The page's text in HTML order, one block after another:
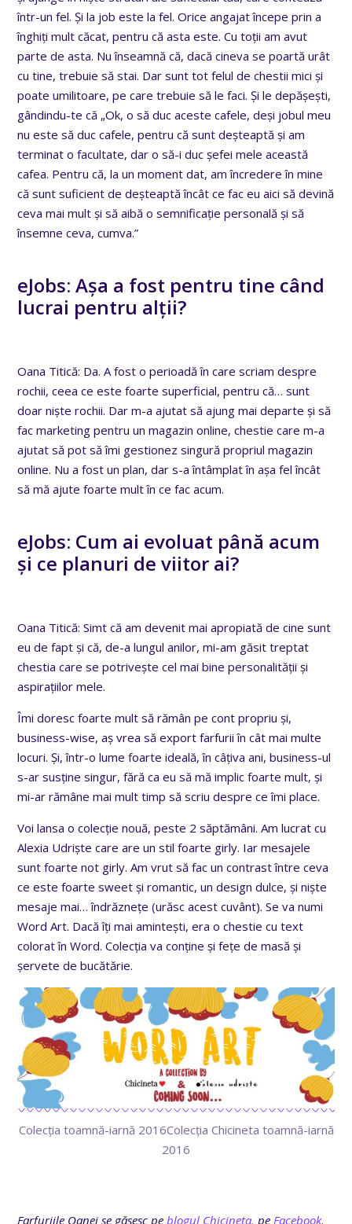
într-un fel. Și la job este la fel. Orice angajat începe prin a
înghiți mult căcat, pentru că asta este. Cu toții am avut
parte de asta. Nu înseamnă că, dacă cineva se poartă urât
cu tine, trebuie să stai. Dar sunt tot felul de chestii mici și
poate umilitoare, pe care trebuie să le faci. Și le depășești,
gândindu-te că „Ok, o să duc aceste cafele, deși jobul meu
nu este să duc cafele, pentru că sunt deșteaptă și am
terminat o facultate, dar o să-i duc șefei mele această
cafea. Pentru că, la un moment dat, am încredere în mine
că sunt suficient de deșteaptă încât ce fac eu aici să devină
ceva mai mult și să aibă o semnificație personală și să
însemne ceva, cumva.”
eJobs: Așa a fost pentru tine când
lucrai pentru alții?
Oana Titică: Da. A fost o perioadă în care scriam despre
rochii, ceea ce este foarte superficial, pentru că… sunt
doar niște rochii. Dar m-a ajutat să ajung mai departe și să
fac marketing pentru un magazin online, chestie care m-a
ajutat să pot să îmi gestionez singură propriul magazin
online. Nu a fost un plan, dar s-a întâmplat în așa fel încât
să mă ajute foarte mult în ce fac acum.
eJobs: Cum ai evoluat până acum
și ce planuri de viitor ai?
Oana Titică: Simt că am devenit mai apropiată de cine sunt
eu de fapt și că, de-a lungul anilor, mi-am găsit treptat
chestia care se potrivește cel mai bine personalității și
aspirațiilor mele.
Îmi doresc foarte mult să rămân pe cont propriu și,
business-wise, aș vrea să export farfurii în cât mai multe
locuri. Și, într-o lume foarte ideală, în câțiva ani, business-ul
s-ar susține singur, fără ca eu să mă implic foarte mult, și
mi-ar rămâne mai mult timp să scriu despre ce îmi place.
Voi lansa o colecție nouă, peste 2 săptămâni. Am lucrat cu
Alexia Udriște care are un stil foarte girly. Iar mesajele
sunt foarte not girly. Am vrut să fac un contrast între ceva
ce este foarte sweet și romantic, un design dulce, și niște
mesaje mai… îndrăznețe (urăsc acest cuvânt). Se va numi
Word Art. Dacă îți mai amintești, era o chestie cu text
colorat în Word. Colecția va conține și fețe de masă și
șervete de bucătărie.
Colecția toamnă-iarnă 2016Colecția Chicineta toamnă-iarnă
2016
Farfuriile Oanei se găsesc peblogul Chicineta, pe Facebook,